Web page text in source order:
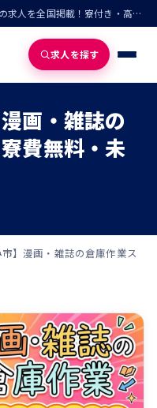
製造・倉庫・軽作業・フォークリフトなどの求人を全国掲載！寮付き・高収入・即入寮の仕事が見つかる
求人を探す
画・雑誌の
費無料・未
市】漫画・雑誌の倉庫作業ス